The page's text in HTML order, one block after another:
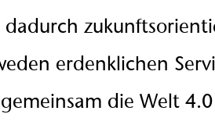
erdenklichen
die Welt